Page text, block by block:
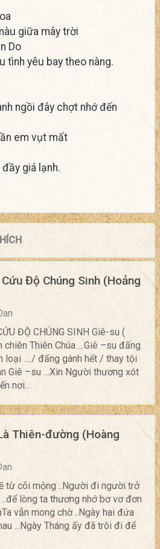
giữa mây trời
Do
tình yêu bay theo nàng.
ngồi đây chợt nhớ đến
em vụt mất
giá lạnh.
Độ Chúng Sinh (Hoảng
ĐỘ CHÚNG SINH Giê-su (
chiên Thiên Chúa …Giê –su đấng
loại …./ đấng gánh hết / thay tội
Giê –su …Xin Người thương xót
nơi...
Thiên-đường (Hoàng
từ cõi mộng ..Người đi người trở
lòng ta thương nhớ bơ vơ đơn
vẫn mong chờ ..Ngày hai đứa
...Ngày Tháng ấy đã trôi đi để